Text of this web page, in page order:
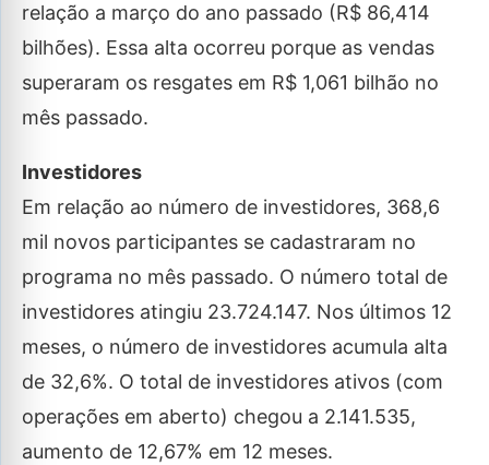
relação a março do ano passado (R$ 86,414
bilhões). Essa alta ocorreu porque as vendas
superaram os resgates em R$ 1,061 bilhão no
mês passado.
Investidores
Em relação ao número de investidores, 368,6
mil novos participantes se cadastraram no
programa no mês passado. O número total de
investidores atingiu 23.724.147. Nos últimos 12
meses, o número de investidores acumula alta
de 32,6%. O total de investidores ativos (com
operações em aberto) chegou a 2.141.535,
aumento de 12,67% em 12 meses.